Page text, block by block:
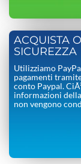
ACQUISTA
SICUREZZA
Utilizziamo
pagamenti
conto Paypal.
informazioni
non vengono